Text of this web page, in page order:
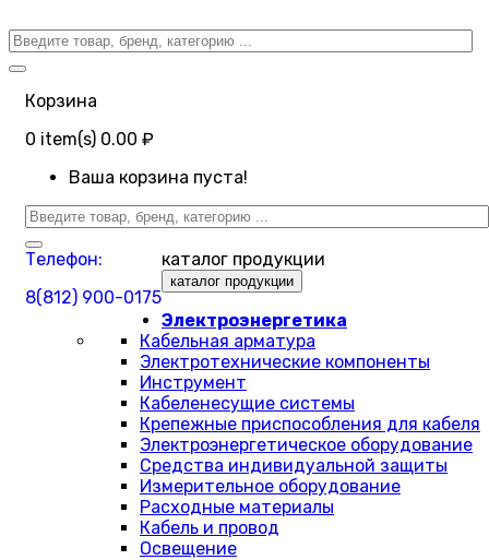
Корзина
0 item(s) 0.00 ₽
Ваша корзина пуста!
Телефон:
8(812) 900-0175
каталог продукции
каталог продукции
Электроэнергетика
Кабельная арматура
Электротехнические компоненты
Инструмент
Кабеленесущие системы
Крепежные приспособления для кабеля
Электроэнергетическое оборудование
Средства индивидуальной защиты
Измерительное оборудование
Расходные материалы
Кабель и провод
Освещение